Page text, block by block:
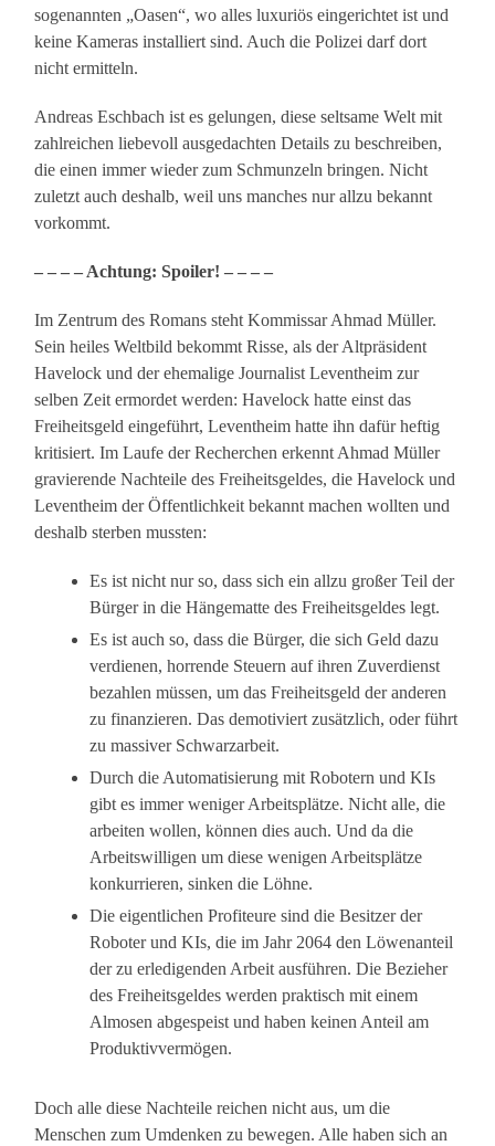
sogenannten „Oasen“, wo alles luxuriös eingerichtet ist und
keine Kameras installiert sind. Auch die Polizei darf dort
nicht ermitteln.
Andreas Eschbach ist es gelungen, diese seltsame Welt mit
zahlreichen liebevoll ausgedachten Details zu beschreiben,
die einen immer wieder zum Schmunzeln bringen. Nicht
zuletzt auch deshalb, weil uns manches nur allzu bekannt
vorkommt.
– – – – Achtung: Spoiler! – – – –
Im Zentrum des Romans steht Kommissar Ahmad Müller.
Sein heiles Weltbild bekommt Risse, als der Altpräsident
Havelock und der ehemalige Journalist Leventheim zur
selben Zeit ermordet werden: Havelock hatte einst das
Freiheitsgeld eingeführt, Leventheim hatte ihn dafür heftig
kritisiert. Im Laufe der Recherchen erkennt Ahmad Müller
gravierende Nachteile des Freiheitsgeldes, die Havelock und
Leventheim der Öffentlichkeit bekannt machen wollten und
deshalb sterben mussten:
Es ist nicht nur so, dass sich ein allzu großer Teil der
Bürger in die Hängematte des Freiheitsgeldes legt.
Es ist auch so, dass die Bürger, die sich Geld dazu
verdienen, horrende Steuern auf ihren Zuverdienst
bezahlen müssen, um das Freiheitsgeld der anderen
zu finanzieren. Das demotiviert zusätzlich, oder führt
zu massiver Schwarzarbeit.
Durch die Automatisierung mit Robotern und KIs
gibt es immer weniger Arbeitsplätze. Nicht alle, die
arbeiten wollen, können dies auch. Und da die
Arbeitswilligen um diese wenigen Arbeitsplätze
konkurrieren, sinken die Löhne.
Die eigentlichen Profiteure sind die Besitzer der
Roboter und KIs, die im Jahr 2064 den Löwenanteil
der zu erledigenden Arbeit ausführen. Die Bezieher
des Freiheitsgeldes werden praktisch mit einem
Almosen abgespeist und haben keinen Anteil am
Produktivvermögen.
Doch alle diese Nachteile reichen nicht aus, um die
Menschen zum Umdenken zu bewegen. Alle haben sich an